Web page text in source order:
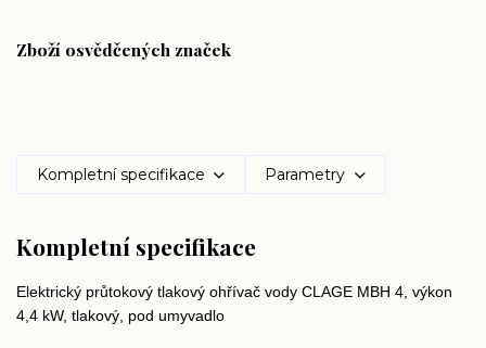
Zboží osvědčených značek
Kompletní specifikace Parametry
Kompletní specifikace
Elektrický průtokový tlakový ohřívač vody CLAGE MBH 4, výkon
4,4 kW, tlakový, pod umyvadlo